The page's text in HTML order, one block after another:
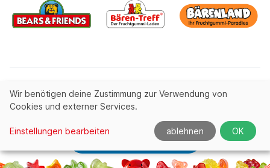
© All rights reserved by
Produktnavigation
Wir benötigen deine Zustimmung zur Verwendung von
Cookies und externer Services.
Einstellungen bearbeiten ablehnen OK